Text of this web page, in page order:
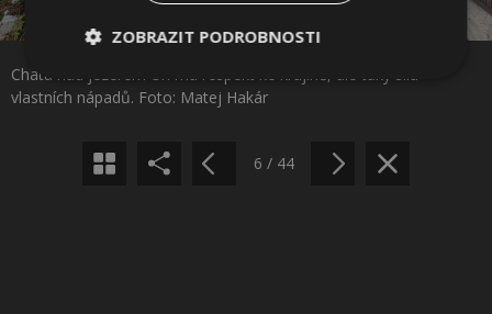
Chata nad jezerem Uri má respekt ke krajině, ale taky sílu
vlastních nápadů. Foto: Matej Hakár
Sdílet na Pinterestu
6 / 44
ZOBRAZIT PODROBNOSTI
Nezbytně
nutné
Výkonové
soubory
Soubory